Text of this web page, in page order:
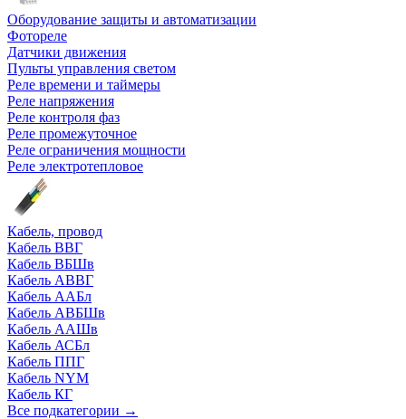
Оборудование защиты и автоматизации
Фотореле
Датчики движения
Пульты управления светом
Реле времени и таймеры
Реле напряжения
Реле контроля фаз
Реле промежуточное
Реле ограничения мощности
Реле электротепловое
Кабель, провод
Кабель ВВГ
Кабель ВБШв
Кабель АВВГ
Кабель ААБл
Кабель АВБШв
Кабель ААШв
Кабель АСБл
Кабель ППГ
Кабель NYM
Кабель КГ
Все подкатегории →